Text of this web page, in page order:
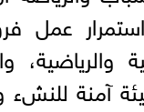
استمرار عمل
آمنة للنشء